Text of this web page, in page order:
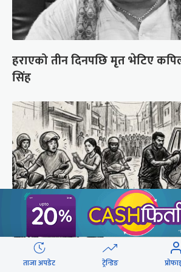
हराएको तीन दिनपछि मृत भेटिए
सिंह
टीकाथलीबाट युवक अपहरण : प्रहरी
ताजा अपडेट ट्रेन्डिङ